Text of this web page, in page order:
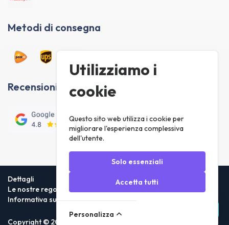
Metodi di consegna
Recensioni dei clienti
Copyright © 2026 Foneday.nl B.V. All rights reserved.
Dettagli
Le nostre regole
Informativa sulla privacy
Utilizziamo i
cookie
Questo sito web utilizza i cookie per
migliorare l'esperienza complessiva
dell'utente.
Solo essenziali
Accetta tutti
Personalizza